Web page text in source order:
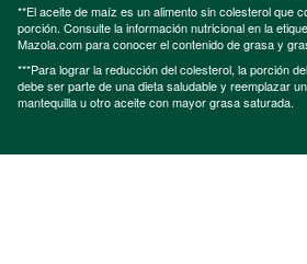
**El aceite de maíz es un alimento sin colesterol que
porción. Consulte la información nutricional en la
Mazola.com para conocer el contenido de grasa y
***Para lograr la reducción del colesterol, la porción
debe ser parte de una dieta saludable y reemplazar
mantequilla u otro aceite con mayor grasa saturada.